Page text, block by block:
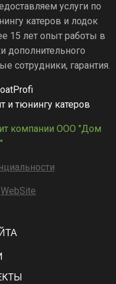
услуги по
катеров и лодок
15 лет опыт работы в
дополнительного
сотрудники, гарантия.
и тюнингу катеров
компании ООО "Дом
WebSite